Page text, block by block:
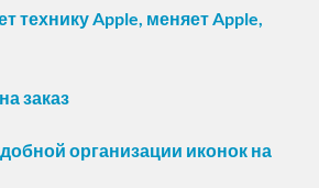
технику Apple, меняет Apple,
заказ
организации иконок на